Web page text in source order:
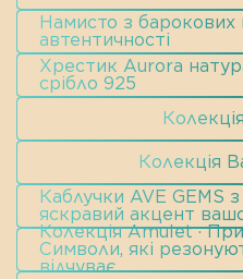
Намисто з барокових
автентичності
Хрестик Aurora
срібло 925
Колекція
Каблучки AVE GEMS
яскравий акцент
Колекція Amulet ·
Символи, які
відчуває.